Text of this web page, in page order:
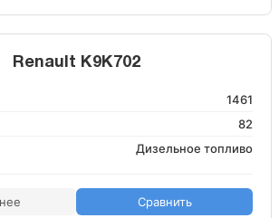
Renault K9K702
1461
82
Дизельное топливо
Сравнить